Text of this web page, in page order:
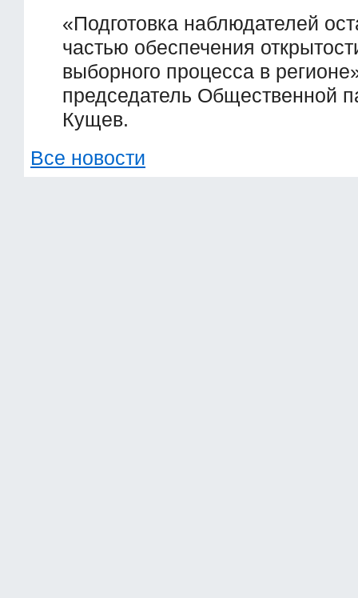
«Подготовка наблюдателей
частью обеспечения
выборного процесса в
председатель Общественной
Кущев.
Все новости